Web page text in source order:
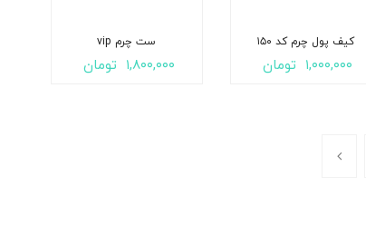
کیف پول چرم کد ۱۵۰
۱,۰۰۰,۰۰۰ تومان
ست چرم vip
۱,۸۰۰,۰۰۰ تومان